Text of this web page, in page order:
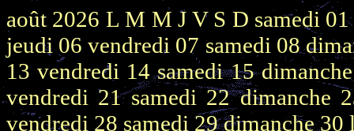
août 2026 L M M J V S D samedi
jeudi 06vendredi 07 samedi 08
13vendredi 14samedi 15
vendredi 21samedi 22dimanche
vendredi 28 samedi 29dimanche 30